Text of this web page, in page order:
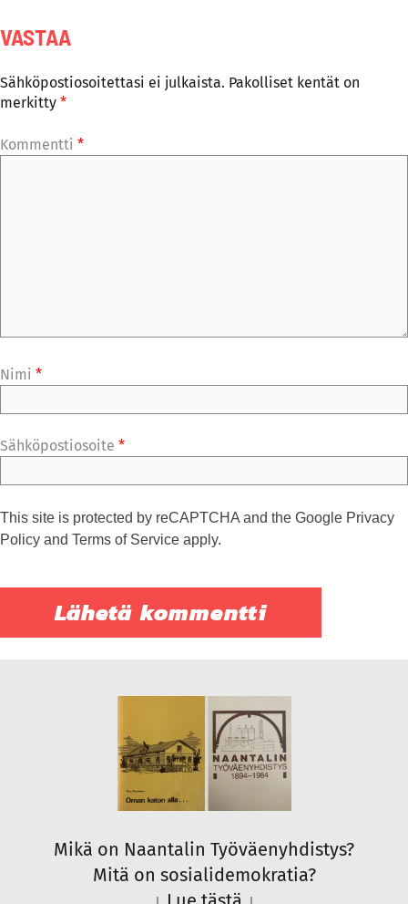
VASTAA
Sähköpostiosoitettasi ei julkaista. Pakolliset kentät on
merkitty *
Kommentti *
Nimi *
Sähköpostiosoite *
This site is protected by reCAPTCHA and the Google Privacy
Policy and Terms of Service apply.
Mikä on Naantalin Työväenyhdistys?
Mitä on sosialidemokratia?